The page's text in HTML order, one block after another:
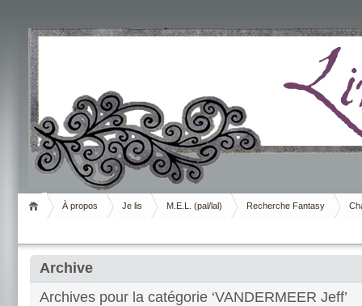
Livrement
À propos Je lis M.E.L. (pal/lal) Recherche Fantasy
Archive
Archives pour la catégorie ‘VANDERMEER Jeff’